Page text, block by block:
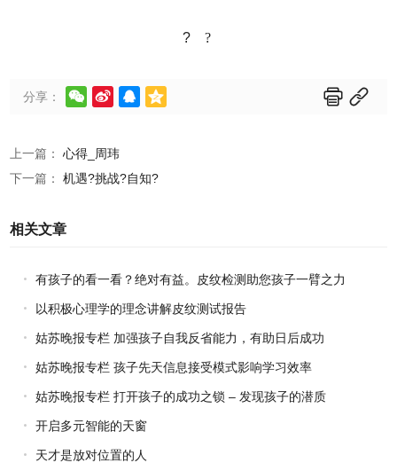
? ?
分享：      
上一篇：心得_周玮
下一篇：机遇?挑战?自知?
相关文章
有孩子的看一看？绝对有益。皮纹检测助您孩子一臂之力
以积极心理学的理念讲解皮纹测试报告
姑苏晚报专栏 加强孩子自我反省能力，有助日后成功
姑苏晚报专栏 孩子先天信息接受模式影响学习效率
姑苏晚报专栏 打开孩子的成功之锁 – 发现孩子的潜质
开启多元智能的天窗
天才是放对位置的人